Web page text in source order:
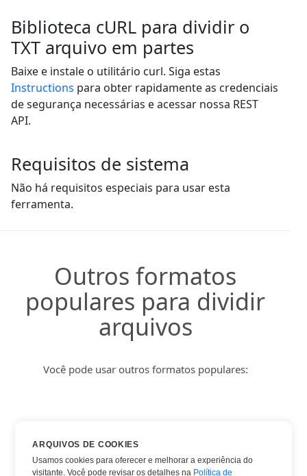
Biblioteca cURL para dividir o
TXT arquivo em partes
Baixe e instale o utilitário curl. Siga estas
Instructions para obter rapidamente as credenciais
de segurança necessárias e acessar nossa REST
API.
Requisitos de sistema
Não há requisitos especiais para usar esta
ferramenta.
Outros formatos
populares para dividir
arquivos
Você pode usar outros formatos populares:
DOCX
ARQUIVOS DE COOKIES
Usamos cookies para oferecer e melhorar a experiência do
visitante. Você pode revisar os detalhes na Política de